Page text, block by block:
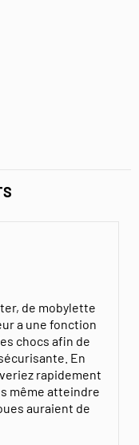
de mobylette
a une fonction
chocs afin de
En
rapidement
même atteindre
auraient de